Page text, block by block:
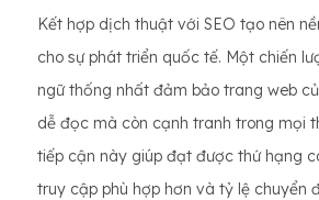
Kết hợp dịch thuật với SEO tạo nên
cho sự phát triển quốc tế. Một chiến
ngữ thống nhất đảm bảo trang web
dễ đọc mà còn cạnh tranh trong mọi
tiếp cận này giúp đạt được thứ hạng
truy cập phù hợp hơn và tỷ lệ chuyển